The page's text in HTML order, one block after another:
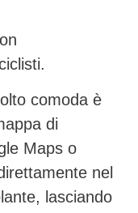
comoda è
di
Maps o
nel
lasciando